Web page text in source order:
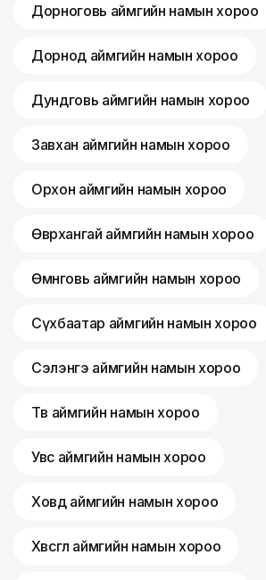
Дорноговь аймгийн намын хороо
Дорнод аймгийн намын хороо
Дундговь аймгийн намын хороо
Завхан аймгийн намын хороо
Орхон аймгийн намын хороо
Өвөрхангай аймгийн намын хороо
Өмнөговь аймгийн намын хороо
Сүхбаатар аймгийн намын хороо
Сэлэнгэ аймгийн намын хороо
Төв аймгийн намын хороо
Увс аймгийн намын хороо
Ховд аймгийн намын хороо
Хөвсгөл аймгийн намын хороо